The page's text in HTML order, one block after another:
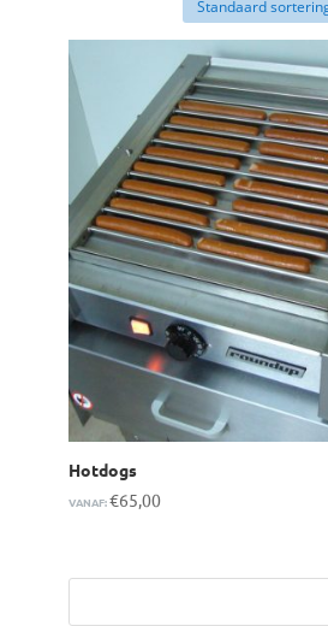
Hotdogs
VANAF:€65,00